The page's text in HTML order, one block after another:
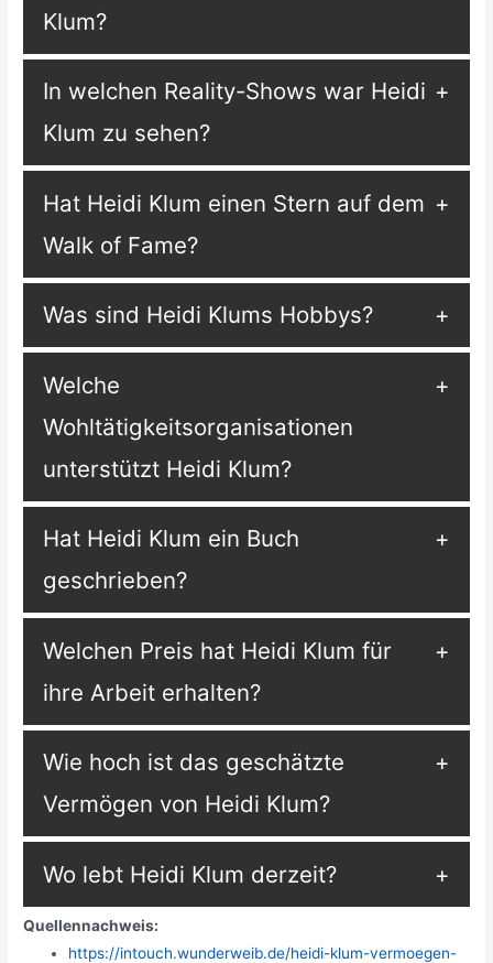
Klum?
In welchen Reality-Shows war Heidi
Klum zu sehen?
Hat Heidi Klum einen Stern auf dem
Walk of Fame?
Was sind Heidi Klums Hobbys?
Welche
Wohltätigkeitsorganisationen
unterstützt Heidi Klum?
Hat Heidi Klum ein Buch
geschrieben?
Welchen Preis hat Heidi Klum für
ihre Arbeit erhalten?
Wie hoch ist das geschätzte
Vermögen von Heidi Klum?
Wo lebt Heidi Klum derzeit?
Quellennachweis:
https://intouch.wunderweib.de/heidi-klum-vermoegen-